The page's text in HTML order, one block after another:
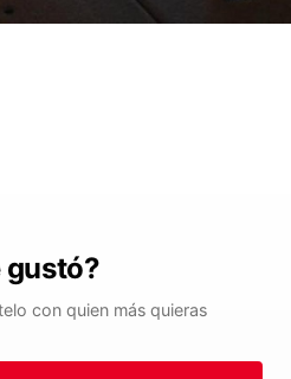
gustó?
con quien más quieras